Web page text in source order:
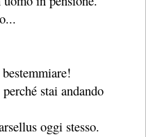
stai andando
oggi stesso.